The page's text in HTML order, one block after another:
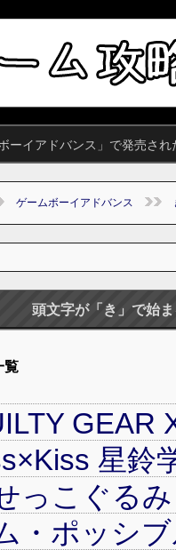
ボーイアドバンス」で発売さ
ゲームボーイアドバンス
頭文字が「き」で始
覧
GEAR
星鈴
・ポッシ